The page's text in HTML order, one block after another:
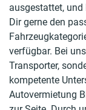
ausgestattet,
Dir gerne den
verfügbar. Bei
Transporter,
kompetente
Autovermietung